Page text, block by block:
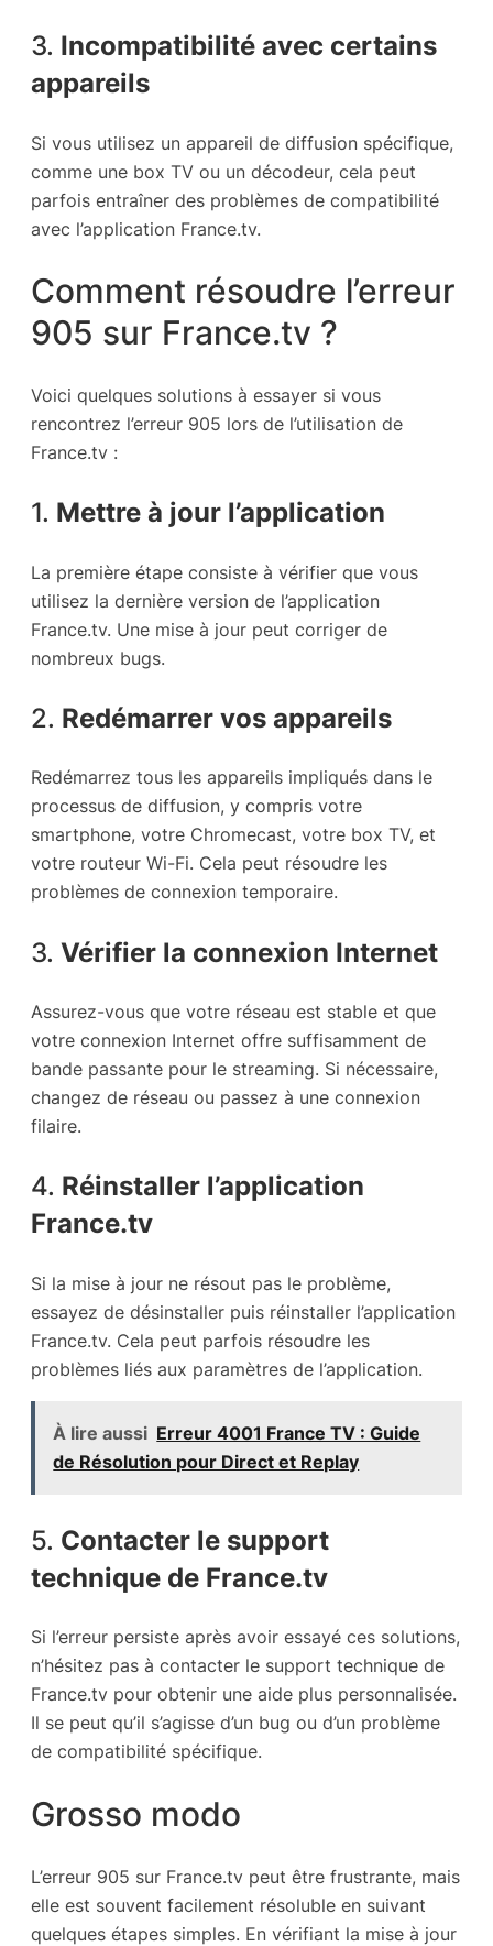
3. Incompatibilité avec certains
appareils
Si vous utilisez un appareil de diffusion spécifique,
comme une box TV ou un décodeur, cela peut
parfois entraîner des problèmes de compatibilité
avec l’application France.tv.
Comment résoudre l’erreur
905 sur France.tv ?
Voici quelques solutions à essayer si vous
rencontrez l’erreur 905 lors de l’utilisation de
France.tv :
1. Mettre à jour l’application
La première étape consiste à vérifier que vous
utilisez la dernière version de l’application
France.tv. Une mise à jour peut corriger de
nombreux bugs.
2. Redémarrer vos appareils
Redémarrez tous les appareils impliqués dans le
processus de diffusion, y compris votre
smartphone, votre Chromecast, votre box TV, et
votre routeur Wi-Fi. Cela peut résoudre les
problèmes de connexion temporaire.
3. Vérifier la connexion Internet
Assurez-vous que votre réseau est stable et que
votre connexion Internet offre suffisamment de
bande passante pour le streaming. Si nécessaire,
changez de réseau ou passez à une connexion
filaire.
4. Réinstaller l’application
France.tv
Si la mise à jour ne résout pas le problème,
essayez de désinstaller puis réinstaller l’application
France.tv. Cela peut parfois résoudre les
problèmes liés aux paramètres de l’application.
À lire aussi Erreur 4001 France TV : Guide
de Résolution pour Direct et Replay
5. Contacter le support
technique de France.tv
Si l’erreur persiste après avoir essayé ces solutions,
n’hésitez pas à contacter le support technique de
France.tv pour obtenir une aide plus personnalisée.
Il se peut qu’il s’agisse d’un bug ou d’un problème
de compatibilité spécifique.
Grosso modo
L’erreur 905 sur France.tv peut être frustrante, mais
elle est souvent facilement résoluble en suivant
quelques étapes simples. En vérifiant la mise à jour